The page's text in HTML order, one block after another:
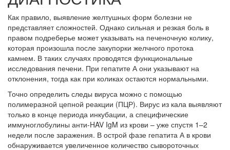
Как правило, выявление желтушных форм болезни не
представляет сложностей. Однако сильная и резкая боль в
правом подреберье может указывать на печеночную колику,
которая произошла после закупорки желчного протока
камнем. В таких случаях проводятся функциональные
исследования печени. При гепатите А они указывают на
отклонения, тогда как при коликах остаются нормальными.
Точно определить следы вируса можно с помощью
полимеразной цепной реакции (ПЦР). Вирус из кала выявляют
только в конце периода инкубации, а специфические
иммуноглобулины анти-HAV IgM из крови – уже спустя 1–2
недели после заражения. В острой фазе гепатита А в крови
обнаруживается увеличенное количество сывороточных